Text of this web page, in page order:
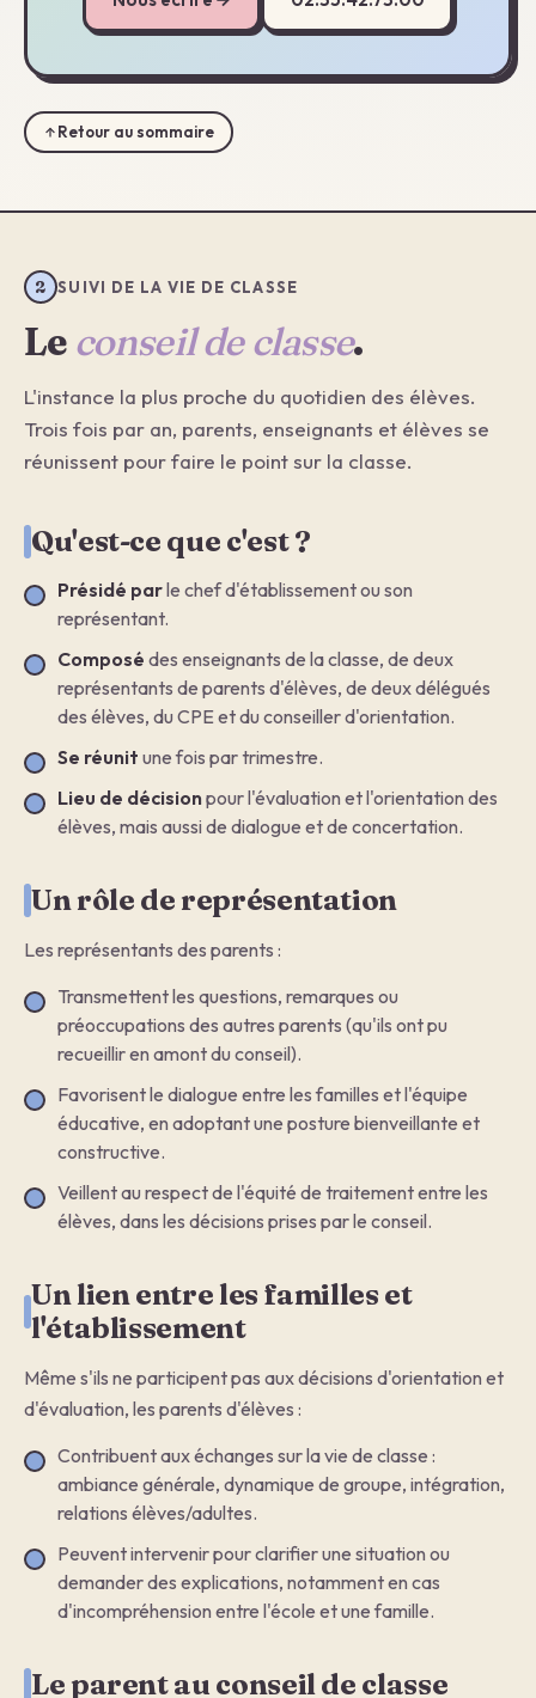
Retour au sommaire
2 SUIVI DE LA VIE DE CLASSE
Le conseil de classe.
L'instance la plus proche du quotidien des élèves.
Trois fois par an, parents, enseignants et élèves se
réunissent pour faire le point sur la classe.
Qu'est-ce que c'est ?
Présidé parle chef d'établissement ou son
représentant.
Composé des enseignants de la classe, de deux
représentants de parents d'élèves, de deux délégués
des élèves, du CPE et du conseiller d'orientation.
Se réunit une fois par trimestre.
Lieu de décisionpour l'évaluation et l'orientation des
élèves, mais aussi de dialogue et de concertation.
Un rôle de représentation
Les représentants des parents :
Transmettent les questions, remarques ou
préoccupations des autres parents (qu'ils ont pu
recueillir en amont du conseil).
Favorisent le dialogue entre les familles et l'équipe
éducative, en adoptant une posture bienveillante et
constructive.
Veillent au respect de l'équité de traitement entre les
élèves, dans les décisions prises par le conseil.
Un lien entre les familles et
l'établissement
Même s'ils ne participent pas aux décisions d'orientation et
d'évaluation, les parents d'élèves :
Contribuent aux échanges sur la vie de classe :
ambiance générale, dynamique de groupe, intégration,
relations élèves/adultes.
Peuvent intervenir pour clarifier une situation ou
demander des explications, notamment en cas
d'incompréhension entre l'école et une famille.
Le parent au conseil de classe